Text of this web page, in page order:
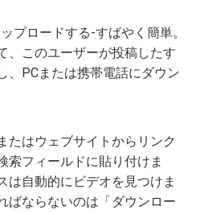
プロードする-すばやく簡単。
、このユーザーが投稿したす
、PCまたは携帯電話にダウン
たはウェブサイトからリンク
索フィールドに貼り付けま
は自動的にビデオを見つけま
ばならないのは「ダウンロー